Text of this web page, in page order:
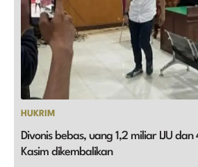
HUKRIM
Divonis bebas, uang 1,2 miliar IJU
Kasim dikembalikan